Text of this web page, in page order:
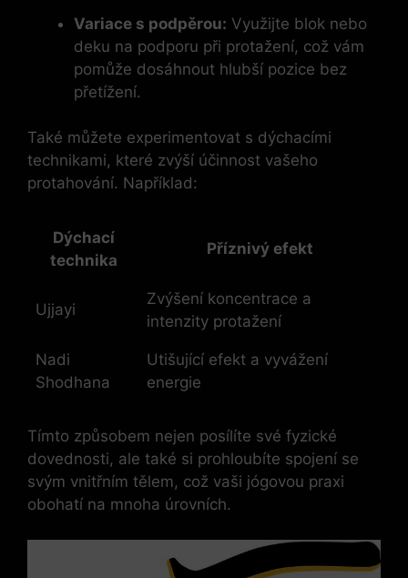
Variace s podpěrou: Využijte blok nebo
deku na podporu při protažení, což vám
pomůže dosáhnout hlubší pozice bez
přetížení.
Také můžete experimentovat s dýchacími
technikami, které zvýší účinnost vašeho
protahování. Například:
Dýchací
technika
Příznivý efekt
Ujjayi
Zvýšení koncentrace a
intenzity protažení
Nadi
Shodhana
Utišující efekt a vyvážení
energie
Tímto způsobem nejen posílíte své fyzické
dovednosti, ale také si prohloubíte spojení se
svým vnitřním tělem, což vaši jógovou praxi
obohatí na mnoha úrovních.